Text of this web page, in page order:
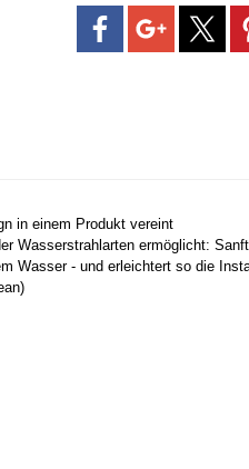
in einem Produkt vereint
Wasserstrahlarten ermöglicht:
Wasser - und erleichtert so die